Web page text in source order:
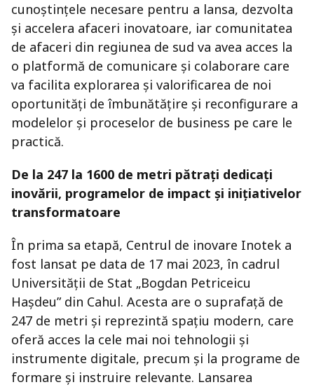
cunoștințele necesare pentru a lansa, dezvolta
și accelera afaceri inovatoare, iar comunitatea
de afaceri din regiunea de sud va avea acces la
o platformă de comunicare și colaborare care
va facilita explorarea și valorificarea de noi
oportunități de îmbunătățire și reconfigurare a
modelelor și proceselor de business pe care le
practică.
De la 247 la 1600 de metri pătrați dedicați
inovării, programelor de impact și inițiativelor
transformatoare
În prima sa etapă, Centrul de inovare Inotek a
fost lansat pe data de 17 mai 2023, în cadrul
Universității de Stat „Bogdan Petriceicu
Hașdeu” din Cahul. Acesta are o suprafață de
247 de metri și reprezintă spațiu modern, care
oferă acces la cele mai noi tehnologii și
instrumente digitale, precum și la programe de
formare și instruire relevante. Lansarea